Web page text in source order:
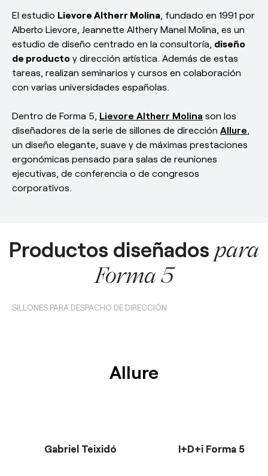
El estudio Lievore Altherr Molina, fundado en 1991 por
Alberto Lievore, Jeannette Althery Manel Molina, es un
estudio de diseño centrado en la consultoría, diseño
de producto y dirección artística. Además de estas
tareas, realizan seminarios y cursos en colaboración
con varias universidades españolas.
Dentro de Forma 5, Lievore Altherr Molina son los
diseñadores de la serie de sillones de dirección Allure,
un diseño elegante, suave y de máximas prestaciones
ergonómicas pensado para salas de reuniones
ejecutivas, de conferencia o de congresos
corporativos.
Productos diseñados para
Forma 5
SILLONES PARA DESPACHO DE DIRECCIÓN
Allure
Gabriel Teixidó I+D+i Forma 5